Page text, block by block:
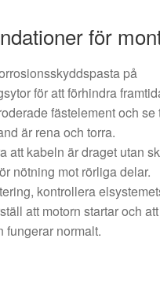
för
på
för att förhindra
fästelement och se
är rena och torra.
att kabeln är draget utan
nötning mot rörliga delar.
kontrollera
att motorn startar och att
fungerar normalt.